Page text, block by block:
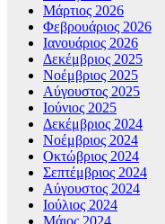
Μάρτιος 2026
Φεβρουάριος 2026
Ιανουάριος 2026
Δεκέμβριος 2025
Νοέμβριος 2025
Αύγουστος 2025
Ιούνιος 2025
Δεκέμβριος 2024
Νοέμβριος 2024
Οκτώβριος 2024
Σεπτέμβριος 2024
Αύγουστος 2024
Ιούλιος 2024
Μάιος 2024